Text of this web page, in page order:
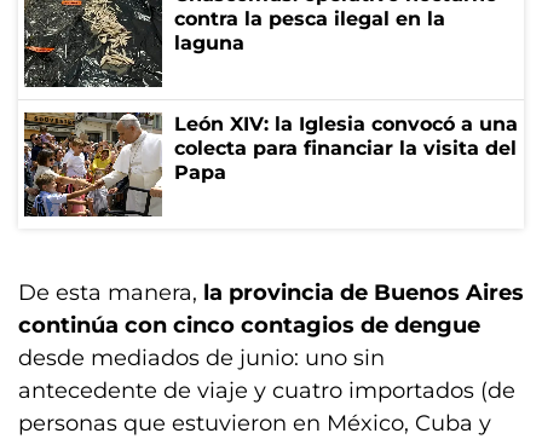
contra la pesca ilegal en la
laguna
León XIV: la Iglesia convocó a una
colecta para financiar la visita del
Papa
De esta manera, la provincia de Buenos Aires
continúa con cinco contagios de dengue
desde mediados de junio: uno sin
antecedente de viaje y cuatro importados (de
personas que estuvieron en México, Cuba y